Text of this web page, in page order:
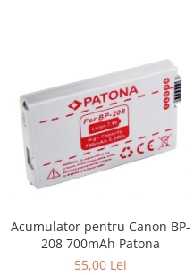
Acumulator pentru Canon BP-
208 700mAh Patona
55,00 Lei